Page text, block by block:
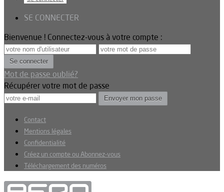
SE CONNECTER
Bienvenue ! Connectez-vous à votre compte :
Mot de passe oublié?
Récupérer votre mot de passe
Contact
Mentions légales
Confidentialité
Créez un compte ou Abonnez-vous
Téléchargement des numéros